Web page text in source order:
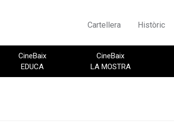
Cartellera Històric
CineBaix
EDUCA
CineBaix
LA MOSTRA